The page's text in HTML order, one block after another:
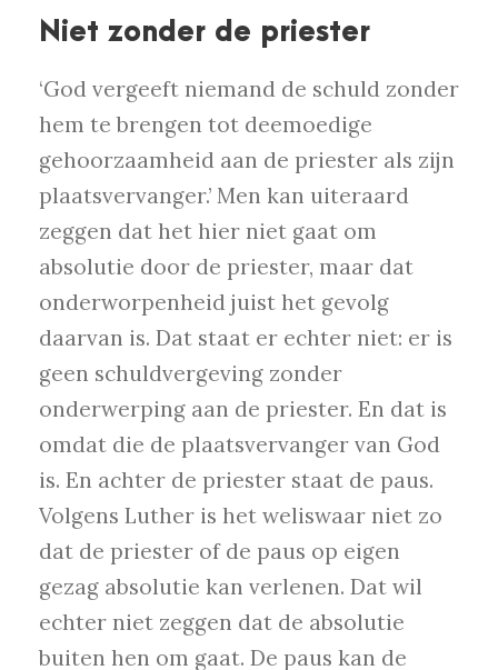
Niet zonder de priester
‘God vergeeft niemand de schuld zonder
hem te brengen tot deemoedige
gehoorzaamheid aan de priester als zijn
plaatsvervanger.’ Men kan uiteraard
zeggen dat het hier niet gaat om
absolutie door de priester, maar dat
onderworpenheid juist het gevolg
daarvan is. Dat staat er echter niet: er is
geen schuldvergeving zonder
onderwerping aan de priester. En dat is
omdat die de plaatsvervanger van God
is. En achter de priester staat de paus.
Volgens Luther is het weliswaar niet zo
dat de priester of de paus op eigen
gezag absolutie kan verlenen. Dat wil
echter niet zeggen dat de absolutie
buiten hen om gaat. De paus kan de